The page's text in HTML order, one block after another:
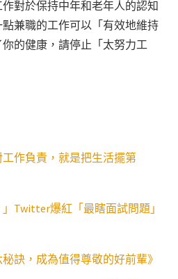
對於保持中年和老年人的認知
兼職的工作可以「有效地維持
的健康，請停止「太努力工
工作負責，就是把生活擺第
Twitter爆紅「最瞎面試問題」
訣，成為值得尊敬的好前輩》